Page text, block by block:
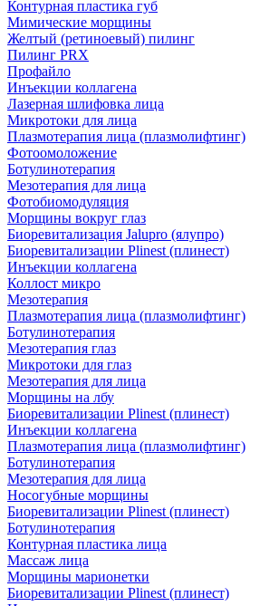
Контурная пластика губ
Мимические морщины
Желтый (ретиноевый) пилинг
Пилинг PRX
Профайло
Инъекции коллагена
Лазерная шлифовка лица
Микротоки для лица
Плазмотерапия лица (плазмолифтинг)
Фотоомоложение
Ботулинотерапия
Мезотерапия для лица
Фотобиомодуляция
Морщины вокруг глаз
Биоревитализация Jalupro (ялупро)
Биоревитализации Plinest (плинест)
Инъекции коллагена
Коллост микро
Мезотерапия
Плазмотерапия лица (плазмолифтинг)
Ботулинотерапия
Мезотерапия глаз
Микротоки для глаз
Мезотерапия для лица
Морщины на лбу
Биоревитализации Plinest (плинест)
Инъекции коллагена
Плазмотерапия лица (плазмолифтинг)
Ботулинотерапия
Мезотерапия для лица
Носогубные морщины
Биоревитализации Plinest (плинест)
Ботулинотерапия
Контурная пластика лица
Массаж лица
Морщины марионетки
Биоревитализации Plinest (плинест)